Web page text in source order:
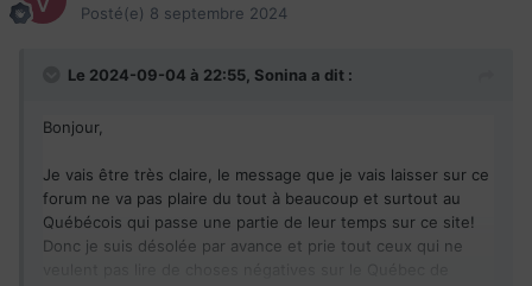
Posté(e) 8 septembre 2024
Le 2024-09-04 à 22:55, Sonina a dit :
Bonjour,
Je vais être très claire, le message que je vais laisser sur ce
forum ne va pas plaire du tout à beaucoup et surtout au
Québécois qui passe une partie de leur temps sur ce site!
Donc je suis désolée par avance et prie tout ceux qui ne